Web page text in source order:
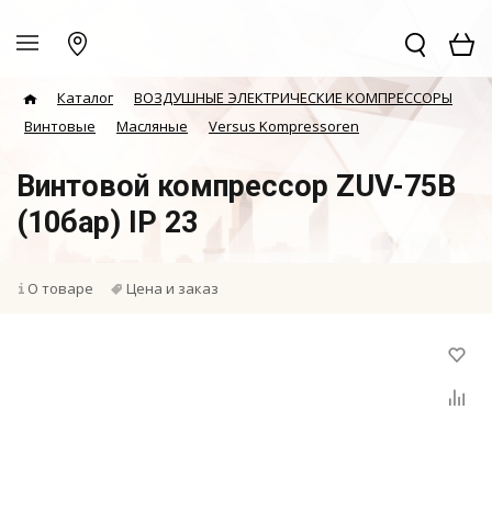
Каталог
ВОЗДУШНЫЕ ЭЛЕКТРИЧЕСКИЕ КОМПРЕССОРЫ
Винтовые
Масляные Versus Kompressoren
Винтовой компрессор ZUV-75B
(10бар) IP 23
О товаре Цена и заказ